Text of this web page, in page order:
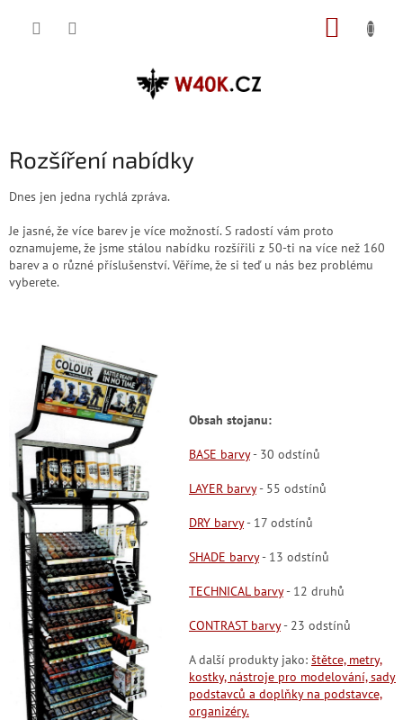
Rozšíření nabídky
Dnes jen jedna rychlá zpráva.
Je jasné, že více barev je více možností. S radostí vám proto
oznamujeme, že jsme stálou nabídku rozšířili z 50-ti na více než 160
barev a o různé příslušenství. Věříme, že si teď u nás bez problému
vyberete.
Obsah stojanu:
BASE barvy- 30 odstínů
LAYER barvy- 55 odstínů
DRY barvy- 17 odstínů
SHADE barvy- 13 odstínů
TECHNICAL barvy- 12 druhů
CONTRAST barvy- 23 odstínů
A další produkty jako: štětce, metry,
kostky, nástroje pro modelování, sady
podstavců a doplňky na podstavce,
organizéry.